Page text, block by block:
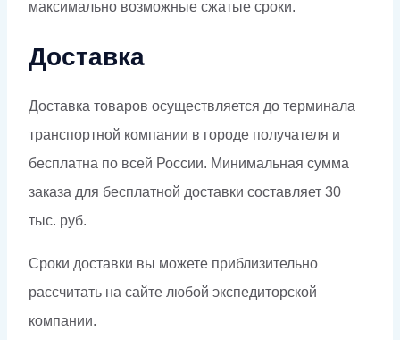
максимально возможные сжатые сроки.
Доставка
Доставка товаров осуществляется до терминала
транспортной компании в городе получателя и
бесплатна по всей России. Минимальная сумма
заказа для бесплатной доставки составляет 30
тыс. руб.
Сроки доставки вы можете приблизительно
рассчитать на сайте любой экспедиторской
компании.